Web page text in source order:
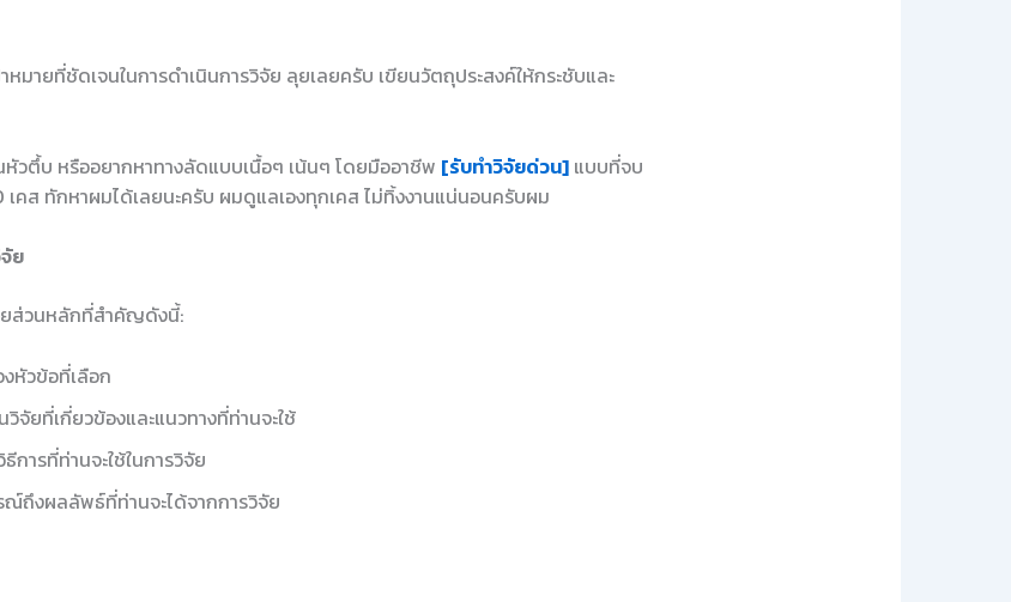
หมายที่ชัดเจนในการดำเนินการวิจัย ลุยเลยครับ เขียนวัตถุประสงค์ให้กระชับและ
วตึ้บ หรืออยากหาทางลัดแบบเนื้อๆ เน้นๆ โดยมืออาชีพ [รับทำวิจัยด่วน] แบบที่จบ
เคส ทักหาผมได้เลยนะครับ ผมดูแลเองทุกเคส ไม่ทิ้งงานแน่นอนครับผม
ย
ยส่วนหลักที่สำคัญดังนี้:
หัวข้อที่เลือก
วิจัยที่เกี่ยวข้องและแนวทางที่ท่านจะใช้
การที่ท่านจะใช้ในการวิจัย
ณ์ถึงผลลัพธ์ที่ท่านจะได้จากการวิจัย